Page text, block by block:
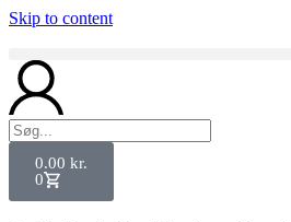
Skip to content
0.00 kr.
0